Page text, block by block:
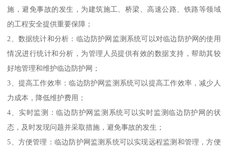
施，避免事故的发生，为建筑施工、桥梁、高速公路、铁路等领域
的工程安全提供重要保障；
2、数据统计和分析：临边防护网监测系统可以对临边防护网的使用
情况进行统计和分析，为管理人员提供有效的数据支持，帮助其较
好地管理和维护临边防护网；
3、提高工作效率：临边防护网监测系统可以提高工作效率，减少人
力成本，降低维护费用；
4、实时监测：临边防护网监测系统可以实时监测临边防护网的状
态，及时发现问题并采取措施，避免事故的发生；
5、方便管理：临边防护网监测系统可以实现远程监测和管理，方便